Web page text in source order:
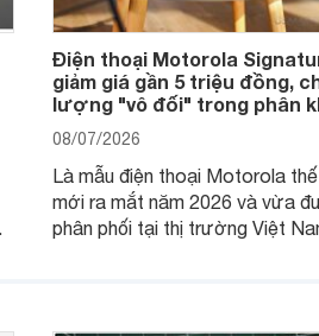
Điện thoại Motorola
giảm giá gần 5 triệu đồng,
lượng "vô đối" trong phân
08/07/2026
Là mẫu điện thoại Motorola
mới ra mắt năm 2026 và vừa
phân phối tại thị trường Việt